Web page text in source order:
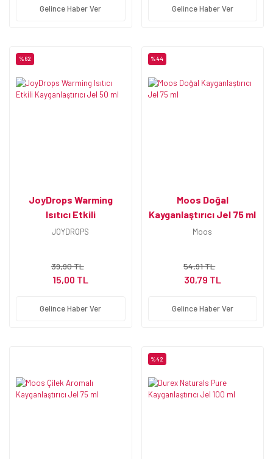
Gelince Haber Ver Gelince Haber Ver
%62
JoyDrops Warming
Isıtıcı Etkili
Kayganlaştırıcı Jel 50 ml
JOYDROPS
39,90 TL
15,00 TL
Gelince Haber Ver
%44
Moos Doğal
Kayganlaştırıcı Jel 75 ml
Moos
54,91 TL
30,79 TL
Gelince Haber Ver
%42